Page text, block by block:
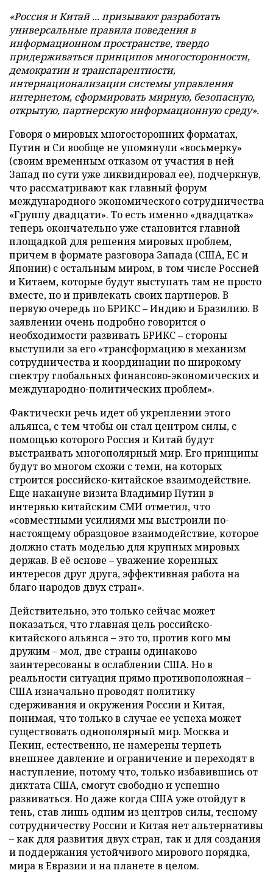
«Россия и Китай ... призывают разработать
универсальные правила поведения в
информационном пространстве, твердо
придерживаться принципов многосторонности,
демократии и транспарентности,
интернационализации системы управления
интернетом, сформировать мирную, безопасную,
открытую, партнерскую информационную среду».
Говоря о мировых многосторонних форматах,
Путин и Си вообще не упомянули «восьмерку»
(своим временным отказом от участия в ней
Запад по сути уже ликвидировал ее), подчеркнув,
что рассматривают как главный форум
международного экономического сотрудничества
«Группу двадцати». То есть именно «двадцатка»
теперь окончательно уже становится главной
площадкой для решения мировых проблем,
причем в формате разговора Запада (США, ЕС и
Японии) с остальным миром, в том числе Россией
и Китаем, которые будут выступать там не просто
вместе, но и привлекать своих партнеров. В
первую очередь по БРИКС – Индию и Бразилию. В
заявлении очень подробно говорится о
необходимости развивать БРИКС – стороны
выступили за его «трансформацию в механизм
сотрудничества и координации по широкому
спектру глобальных финансово-экономических и
международно-политических проблем».
Фактически речь идет об укреплении этого
альянса, с тем чтобы он стал центром силы, с
помощью которого Россия и Китай будут
выстраивать многополярный мир. Его принципы
будут во многом схожи с теми, на которых
строится российско-китайское взаимодействие.
Еще накануне визита Владимир Путин в
интервью китайским СМИ отметил, что
«совместными усилиями мы выстроили по-
настоящему образцовое взаимодействие, которое
должно стать моделью для крупных мировых
держав. В её основе – уважение коренных
интересов друг друга, эффективная работа на
благо народов двух стран».
Действительно, это только сейчас может
показаться, что главная цель российско-
китайского альянса – это то, против кого мы
дружим – мол, две страны одинаково
заинтересованы в ослаблении США. Но в
реальности ситуация прямо противоположная –
США изначально проводят политику
сдерживания и окружения России и Китая,
понимая, что только в случае ее успеха может
существовать однополярный мир. Москва и
Пекин, естественно, не намерены терпеть
внешнее давление и ограничение и переходят в
наступление, потому что, только избавившись от
диктата США, смогут свободно и успешно
развиваться. Но даже когда США уже отойдут в
тень, став лишь одним из центров силы, тесному
сотрудничеству России и Китая нет альтернативы
– как для развития двух стран, так и для создания
и поддержания устойчивого мирового порядка,
мира в Евразии и на планете в целом.